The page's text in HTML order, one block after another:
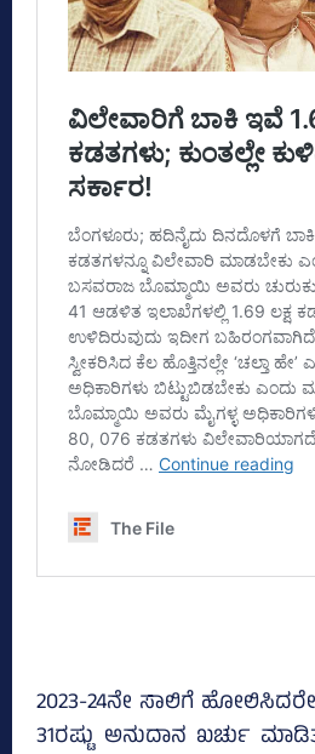
2023-24ನೇ ಸಾಲಿಗೆ ಹೋಲಿಸಿದರೇ
31ರಷ್ಟು ಅನುದಾನ ಖರ್ಚು